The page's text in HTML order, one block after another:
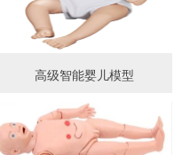
高级智能婴儿模型